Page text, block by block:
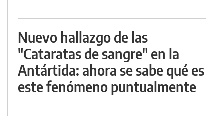
Nuevo hallazgo de las
"Cataratas de sangre" en la
Antártida: ahora se sabe qué es
este fenómeno puntualmente